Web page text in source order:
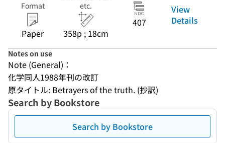
Format
Paper
etc.
358p ; 18cm
407
View
Details
Notes on use
Note (General)：
化学同人1988年刊の改訂
原タイトル: Betrayers of the truth. (抄訳)
Search by Bookstore
Search by Bookstore